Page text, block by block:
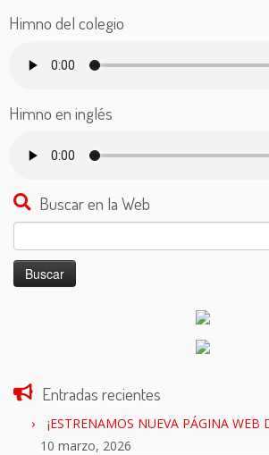
Himno del colegio
Himno en inglés
Buscar en la Web
Buscar:
Entradas recientes
¡ESTRENAMOS NUEVA PÁGINA WEB
10 marzo, 2026